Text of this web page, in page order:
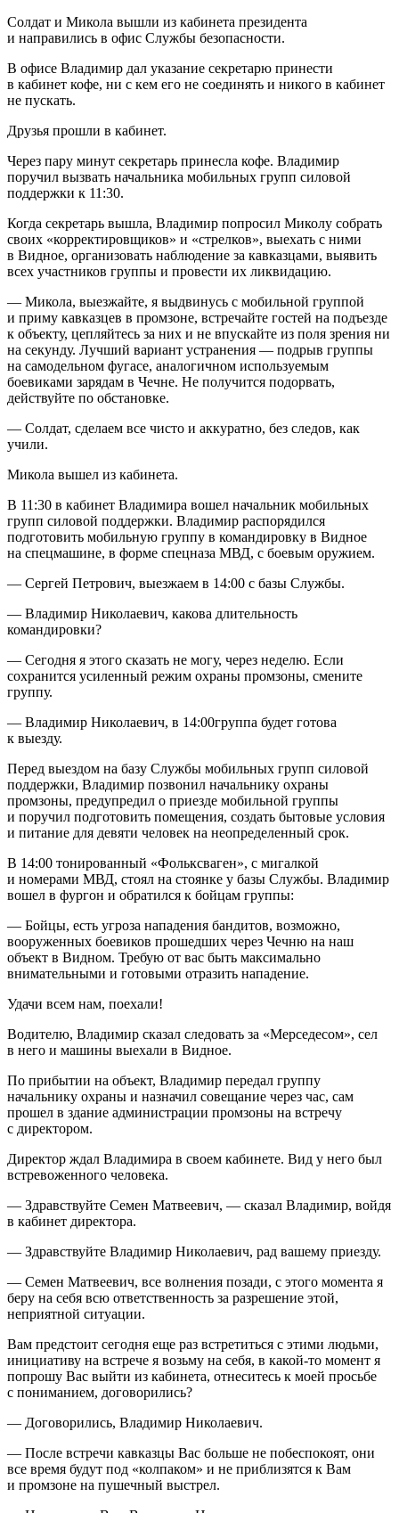
Солдат и Микола вышли из кабинета президента
и направились в офис Службы безопасности.
В офисе Владимир дал указание секретарю принести
в кабинет кофе, ни с кем его не соединять и никого в кабинет
не пускать.
Друзья прошли в кабинет.
Через пару минут секретарь принесла кофе. Владимир
поручил вызвать начальника мобильных групп силовой
поддержки к 11:30.
Когда секретарь вышла, Владимир попросил Миколу собрать
своих «корректировщиков» и «стрелков», выехать с ними
в Видное, организовать наблюдение за кавказцами, выявить
всех участников группы и провести их ликвидацию.
— Микола, выезжайте, я выдвинусь с мобильной группой
и приму кавказцев в промзоне, встречайте гостей на подъезде
к объекту, цепляйтесь за них и не впускайте из поля зрения ни
на секунду. Лучший вариант устранения — подрыв группы
на самодельном фугасе, аналогичном используемым
боевиками зарядам в Чечне. Не получится подорвать,
действуйте по обстановке.
— Солдат, сделаем все чисто и аккуратно, без следов, как
учили.
Микола вышел из кабинета.
В 11:30 в кабинет Владимира вошел начальник мобильных
групп силовой поддержки. Владимир распорядился
подготовить мобильную группу в командировку в Видное
на спецмашине, в форме спецназа МВД, с боевым оружием.
— Сергей Петрович, выезжаем в 14:00 с базы Службы.
— Владимир Николаевич, какова длительность
командировки?
— Сегодня я этого сказать не могу, через неделю. Если
сохранится усиленный режим охраны промзоны, смените
группу.
— Владимир Николаевич, в 14:00группа будет готова
к выезду.
Перед выездом на базу Службы мобильных групп силовой
поддержки, Владимир позвонил начальнику охраны
промзоны, предупредил о приезде мобильной группы
и поручил подготовить помещения, создать бытовые условия
и питание для девяти человек на неопределенный срок.
В 14:00 тонированный «Фольксваген», с мигалкой
и номерами МВД, стоял на стоянке у базы Службы. Владимир
вошел в фургон и обратился к бойцам группы:
— Бойцы, есть угроза нападения бандитов, возможно,
вооруженных боевиков прошедших через Чечню на наш
объект в Видном. Требую от вас быть максимально
внимательными и готовыми отразить нападение.
Удачи всем нам, поехали!
Водителю, Владимир сказал следовать за «Мерседесом», сел
в него и машины выехали в Видное.
По прибытии на объект, Владимир передал группу
начальнику охраны и назначил совещание через час, сам
прошел в здание администрации промзоны на встречу
с директором.
Директор ждал Владимира в своем кабинете. Вид у него был
встревоженного человека.
— Здравствуйте Семен Матвеевич, — сказал Владимир, войдя
в кабинет директора.
— Здравствуйте Владимир Николаевич, рад вашему приезду.
— Семен Матвеевич, все волнения позади, с этого момента я
беру на себя всю ответственность за разрешение этой,
неприятной ситуации.
Вам предстоит сегодня еще раз встретиться с этими людьми,
инициативу на встрече я возьму на себя, в какой-то момент я
попрошу Вас выйти из кабинета, отнеситесь к моей просьбе
с пониманием, договорились?
— Договорились, Владимир Николаевич.
— После встречи кавказцы Вас больше не побеспокоят, они
все время будут под «колпаком» и не приблизятся к Вам
и промзоне на пушечный выстрел.